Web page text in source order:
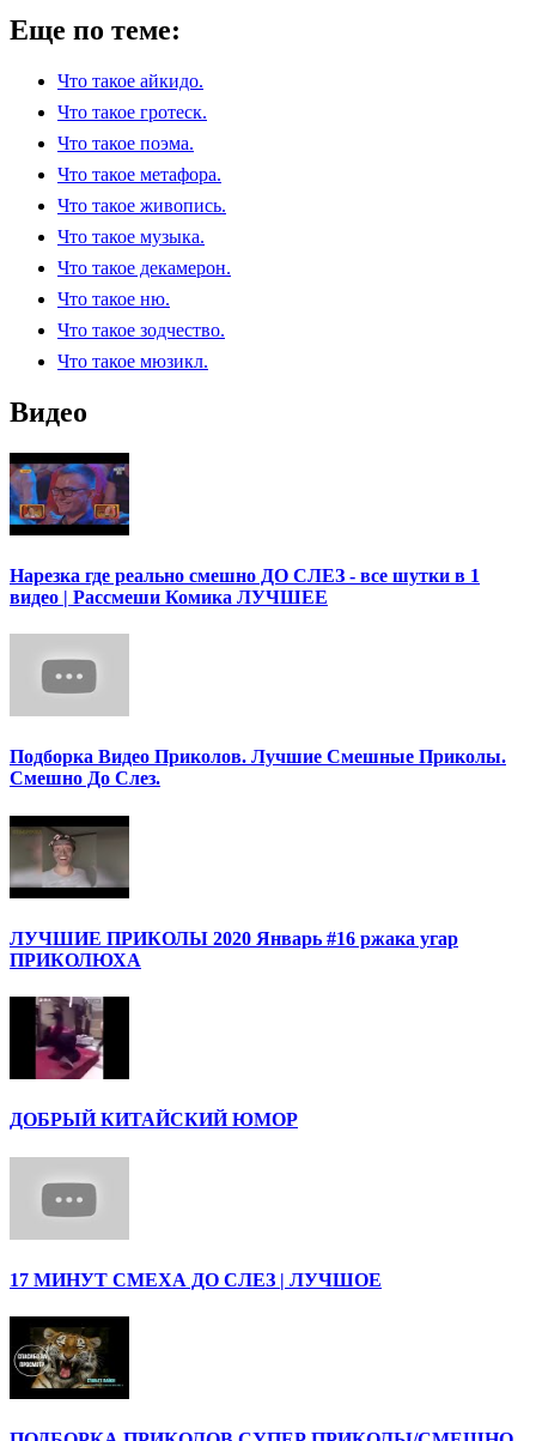
Еще по теме:
Что такое айкидо.
Что такое гротеск.
Что такое поэма.
Что такое метафора.
Что такое живопись.
Что такое музыка.
Что такое декамерон.
Что такое ню.
Что такое зодчество.
Что такое мюзикл.
Видео
Нарезка где реально смешно ДО СЛЕЗ - все шутки в 1
видео | Рассмеши Комика ЛУЧШЕЕ
Подборка Видео Приколов. Лучшие Смешные Приколы.
Смешно До Слез.
ЛУЧШИЕ ПРИКОЛЫ 2020 Январь #16 ржака угар
ПРИКОЛЮХА
ДОБРЫЙ КИТАЙСКИЙ ЮМОР
17 МИНУТ СМЕХА ДО СЛЕЗ | ЛУЧШОЕ